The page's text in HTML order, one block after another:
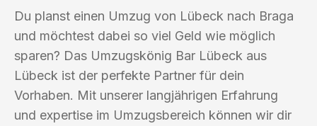
Du planst einen Umzug von Lübeck nach Braga
und möchtest dabei so viel Geld wie möglich
sparen? Das Umzugskönig Bar Lübeck aus
Lübeck ist der perfekte Partner für dein
Vorhaben. Mit unserer langjährigen Erfahrung
und expertise im Umzugsbereich können wir dir